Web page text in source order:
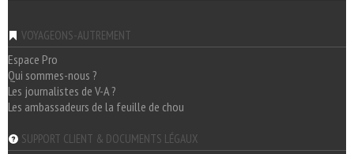
VOYAGEONS-AUTREMENT
Espace Pro
Qui sommes-nous ?
Les journalistes de V-A ?
Les ambassadeurs de la feuille de chou
SUPPORT CLIENT & DOCUMENTS LÉGAUX